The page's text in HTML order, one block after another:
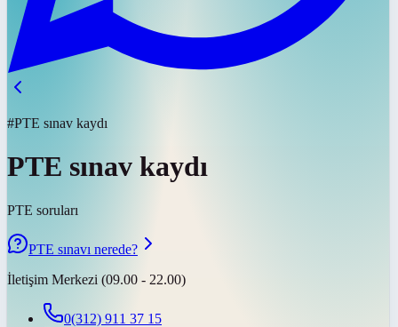
#PTE sınav kaydı
PTE sınav kaydı
PTE soruları
PTE sınavı nerede?
İletişim Merkezi (09.00 - 22.00)
0(312) 911 37 15